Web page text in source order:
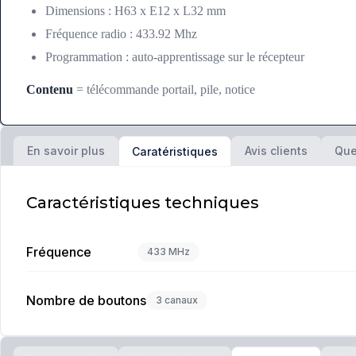
Dimensions : H63 x E12 x L32 mm
Fréquence radio : 433.92 Mhz
Programmation : auto-apprentissage sur le récepteur
Contenu = télécommande portail, pile, notice
En savoir plus Caratéristiques Avis clients
Caractéristiques techniques
Fréquence 433 MHz
Nombre de boutons 3 canaux